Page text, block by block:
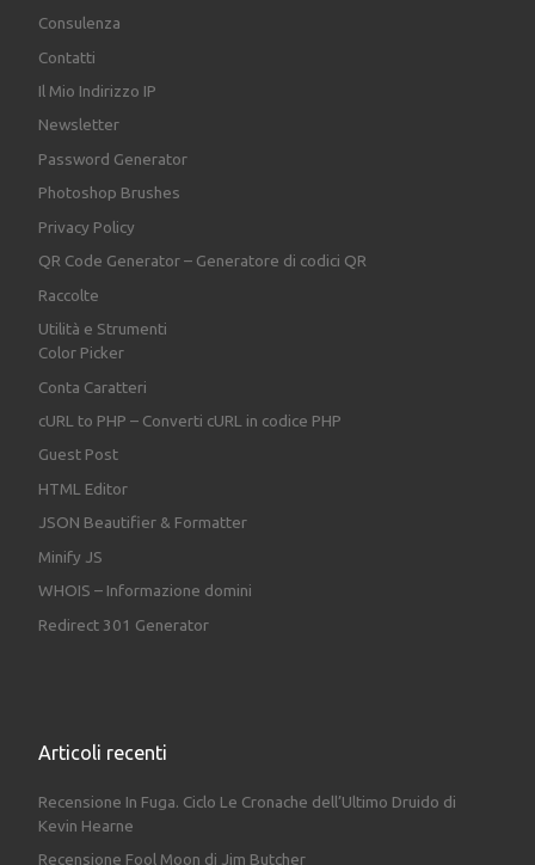
Consulenza
Contatti
Il Mio Indirizzo IP
Newsletter
Password Generator
Photoshop Brushes
Privacy Policy
QR Code Generator – Generatore di codici QR
Raccolte
Utilità e Strumenti
Color Picker
Conta Caratteri
cURL to PHP – Converti cURL in codice PHP
Guest Post
HTML Editor
JSON Beautifier & Formatter
Minify JS
WHOIS – Informazione domini
Redirect 301 Generator
Articoli recenti
Recensione In Fuga. Ciclo Le Cronache dell’Ultimo Druido di
Kevin Hearne
Recensione Fool Moon di Jim Butcher